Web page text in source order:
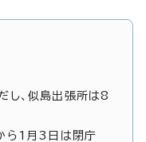
、似島出張所は8
ら1月3日は閉庁